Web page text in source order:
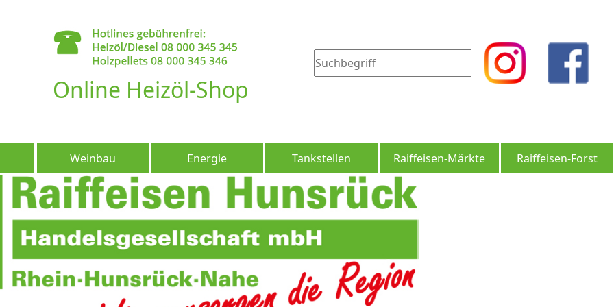
Online Heizöl-Shop
Weinbau Energie Tankstellen Raiffeisen-Märkte Raiffeisen-Forst